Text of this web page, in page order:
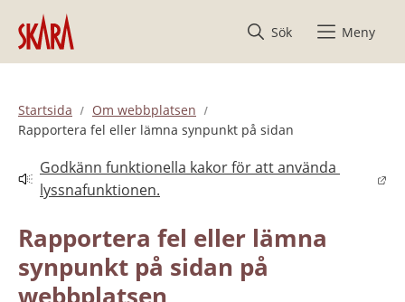
Hoppa till innehåll
Sök
Meny
Startsida
Om webbplatsen
Rapportera fel eller lämna synpunkt på sidan
Godkänn funktionella kakor för att använda
lyssnafunktionen.
Länk till annan webbplats.
Rapportera fel eller lämna
synpunkt på sidan på